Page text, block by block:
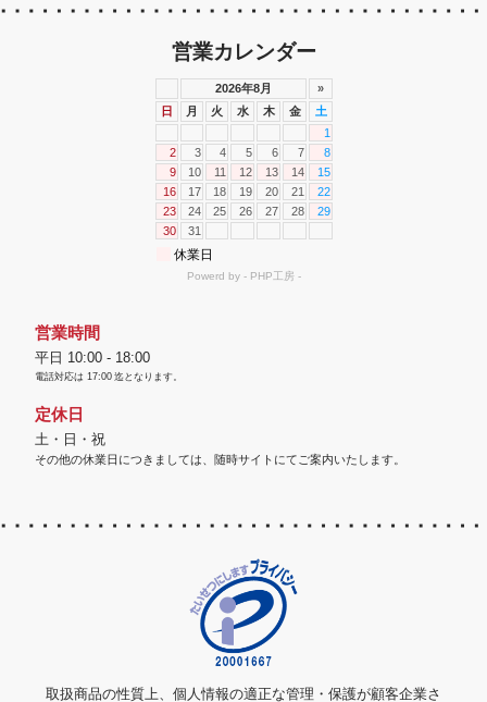
営業カレンダー
営業時間
平日 10:00 - 18:00
電話対応は 17:00 迄となります。
定休日
土・日・祝
その他の休業日につきましては、随時サイトにてご案内いたします。
取扱商品の性質上、個人情報の適正な管理・保護が顧客企業さ